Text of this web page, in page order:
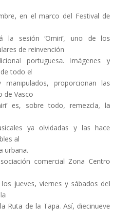
en el marco del Festival de
la sesión ‘Omiri’, uno de los
de reinvención
portuguesa. Imágenes y
todo el
manipulados, proporcionan las
de Vasco
es, sobre todo, remezcla, la
ya olvidadas y las hace
al
urbana.
comercial Zona Centro
jueves, viernes y sábados del
Ruta de la Tapa. Así, diecinueve